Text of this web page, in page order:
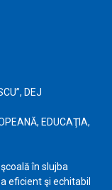
DEJ
EDUCAŢIA,
în slujba
eficient şi echitabil